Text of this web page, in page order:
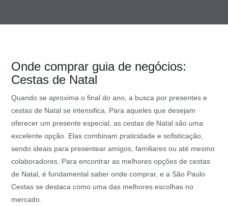
Onde comprar guia de negócios:
Cestas de Natal
Quando se aproxima o final do ano, a busca por presentes e
cestas de Natal se intensifica. Para aqueles que desejam
oferecer um presente especial, as cestas de Natal são uma
excelente opção. Elas combinam praticidade e sofisticação,
sendo ideais para presentear amigos, familiares ou até mesmo
colaboradores. Para encontrar as melhores opções de cestas
de Natal, é fundamental saber onde comprar, e a São Paulo
Cestas se destaca como uma das melhores escolhas no
mercado.